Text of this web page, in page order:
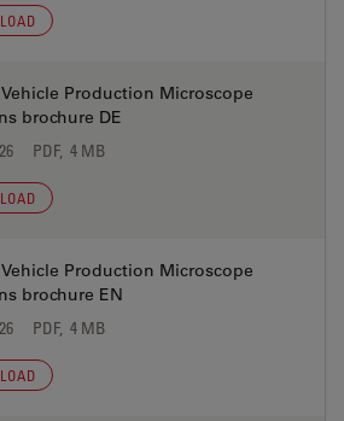
Production Microscope
brochure DE
PDF, 4 MB
Production Microscope
brochure EN
PDF, 4 MB